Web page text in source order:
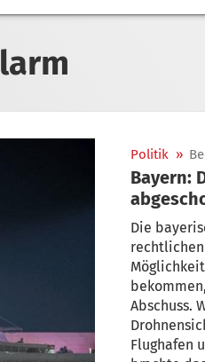
Politik »
Bayern:
Die
Abschuss.
Flughafen